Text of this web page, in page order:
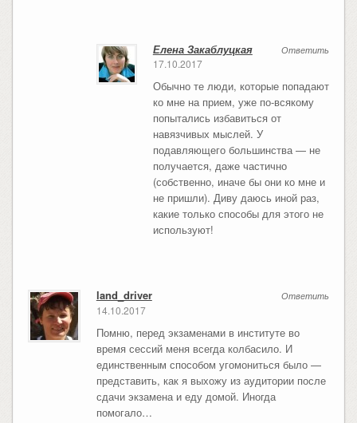
Ответить
Елена Закаблуцкая
17.10.2017
Обычно те люди, которые попадают
ко мне на прием, уже по-всякому
попытались избавиться от
навязчивых мыслей. У
подавляющего большинства — не
получается, даже частично
(собственно, иначе бы они ко мне и
не пришли). Диву даюсь иной раз,
какие только способы для этого не
используют!
Ответить
land_driver
14.10.2017
Помню, перед экзаменами в институте во
время сессий меня всегда колбасило. И
единственным способом угомониться было —
представить, как я выхожу из аудитории после
сдачи экзамена и еду домой. Иногда
помогало…